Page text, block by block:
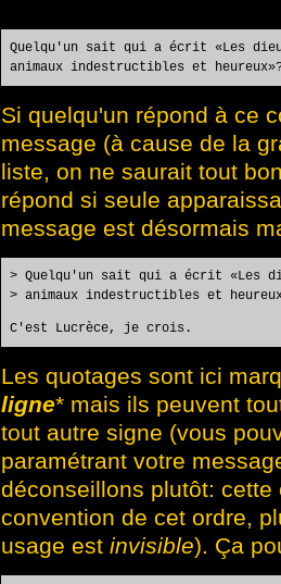
Quelqu'un sait qui a écrit «Les
animaux indestructibles et
Si quelqu'un répond à ce
message (à cause de la
liste, on ne saurait tout
répond si seule
message est désormais
> Quelqu'un sait qui a écrit «Les
> animaux indestructibles et
C'est Lucrèce, je crois.
Les quotages sont ici
ligne* mais ils peuvent
tout autre signe (vous
paramétrant votre
déconseillons plutôt:
convention de cet ordre,
usage est invisible). Ça